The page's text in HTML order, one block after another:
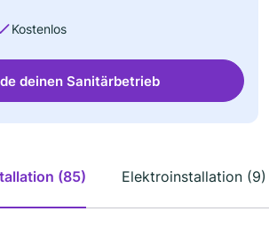
Kostenlos
deinen Sanitärbetrieb
(85) Elektroinstallation (9)